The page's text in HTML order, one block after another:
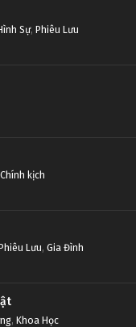
Sự, Phiêu Lưu
Chính kịch
Lưu, Gia Đình
, Khoa Học